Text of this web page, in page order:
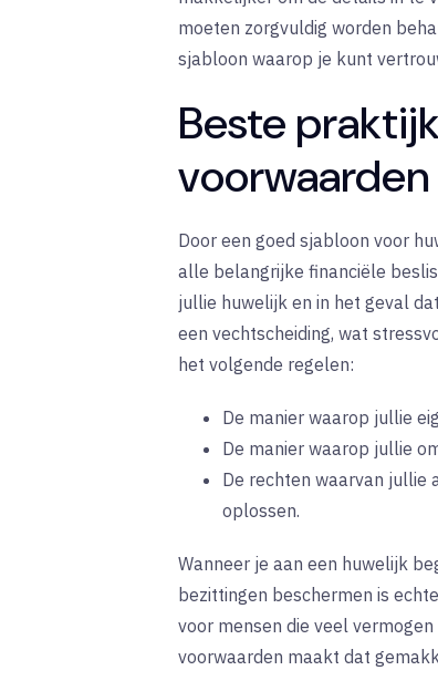
moeten zorgvuldig worden
sjabloon waarop je kunt
Beste
voorwaarden
Door een goed sjabloon voor
alle belangrijke financiële
jullie huwelijk en in het geval
een vechtscheiding, wat
het volgende regelen:
De manier waarop jullie
De manier waarop jullie
De rechten waarvan jullie
oplossen.
Wanneer je aan een huwelijk
bezittingen beschermen is
voor mensen die veel
voorwaarden maakt dat